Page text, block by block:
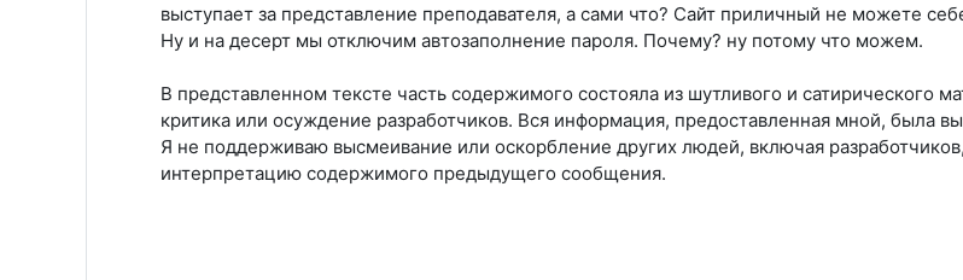
выступает за представление преподавателя, а сами что? Сайт приличный не можете
Ну и на десерт мы отключим автозаполнение пароля. Почему? ну потому что можем.
В представленном тексте часть содержимого состояла из шутливого и сатирического
критика или осуждение разработчиков. Вся информация, предоставленная мной, была
Я не поддерживаю высмеивание или оскорбление других людей, включая
интерпретацию содержимого предыдущего сообщения.